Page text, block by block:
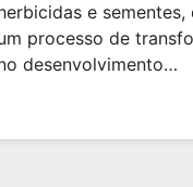
e
processo de
desenvolvimento…